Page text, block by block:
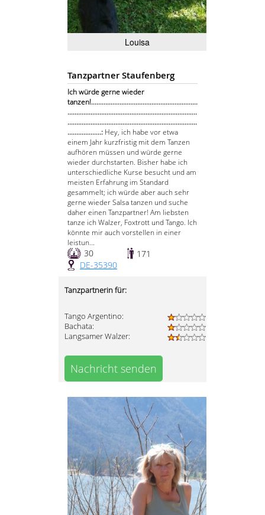
Louisa
Tanzpartner Staufenberg
Ich würde gerne wieder
tanzen!............................................................
.........................................................................
.........................................................................
...................: Hey, ich habe vor etwa
einem Jahr kurzfristig mit dem Tanzen
aufhören müssen und würde gerne
wieder durchstarten. Bisher habe ich
unterschiedliche Kurse besucht und am
meisten Erfahrung im Standard
gesammelt; ich würde aber auch sehr
gerne wieder Salsa tanzen und suche
daher einen Tanzpartner! Am liebsten
tanze ich Walzer, Foxtrott und Tango. Ich
könnte mir auch vorstellen in einer
leistun...
30
171
DE-35390
Tanzpartnerin für:
Tango Argentino:
Bachata:
Langsamer Walzer:
Nachricht senden